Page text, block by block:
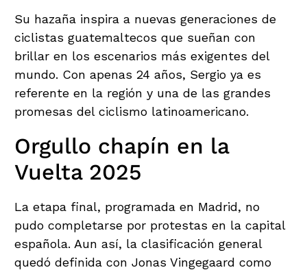
Su hazaña inspira a nuevas generaciones de
ciclistas guatemaltecos que sueñan con
brillar en los escenarios más exigentes del
mundo. Con apenas 24 años, Sergio ya es
referente en la región y una de las grandes
promesas del ciclismo latinoamericano.
Orgullo chapín en la
Vuelta 2025
La etapa final, programada en Madrid, no
pudo completarse por protestas en la capital
española. Aun así, la clasificación general
quedó definida con Jonas Vingegaard como